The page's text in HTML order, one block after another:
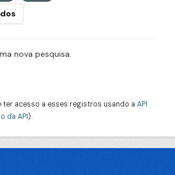
nova pesquisa.
ter acesso a esses registros usando a API
da API).